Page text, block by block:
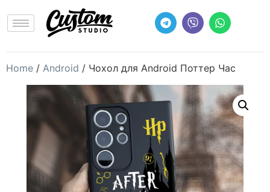
Home / Android / Чохол для Android Поттер Час